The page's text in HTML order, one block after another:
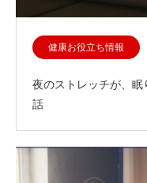
健康お役立ち情報
夜のストレッチが、眠
話